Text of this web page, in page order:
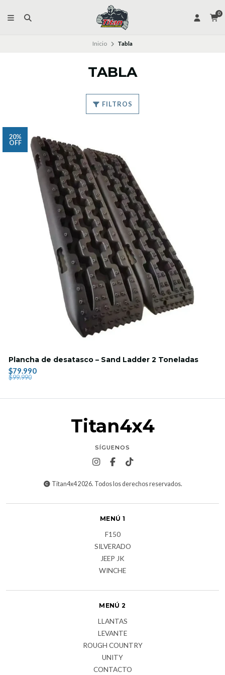
0
Inicio Tabla
TABLA
FILTROS
20%
OFF
Plancha de desatasco – Sand Ladder 2 Toneladas
$79.990
$99.990
Titan4x4
SÍGUENOS
Titan4x4 2026. Todos los derechos reservados.
MENÚ 1
F150
SILVERADO
JEEP JK
WINCHE
MENÚ 2
LLANTAS
LEVANTE
ROUGH COUNTRY
UNITY
CONTACTO